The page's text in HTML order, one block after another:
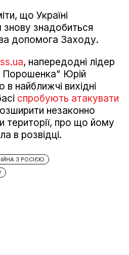
що Україні
знадобиться
допомога Заходу.
, напередодні лідер
Порошенка" Юрій
найближчі вихідні
спробують атакувати
незаконно
території, про що йому
в розвідці.
З РОСІЄЮ